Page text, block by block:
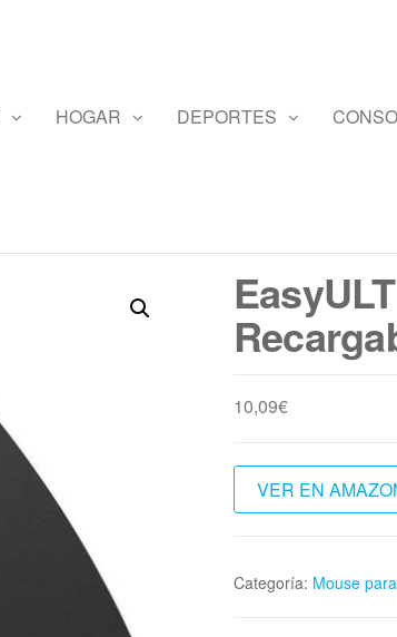
HOGAR DEPORTES
10,09€
VER EN
Categoría: Mouse